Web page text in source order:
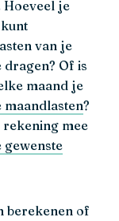
Hoeveel je
van je
dragen? Of is
maand je
maandlasten?
mee
gewenste
berekenen of